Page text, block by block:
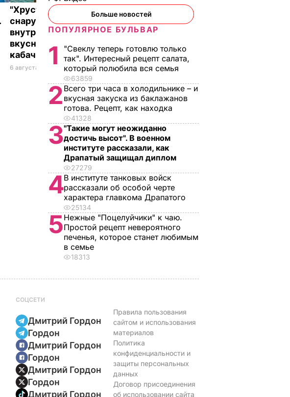
"Хрустящие
снаружи и нежные
внутри". Самые
вкусные жареные
кабачки
6 августа, 18.09 БУЛЬВАР
Жену Роналду
назвали толстой. Что
сказал ее обидчикам
6 августа, 17.50БУЛЬВАР
Больше новостей
ПОПУЛЯРНОЕ БУЛЬВАР
1
"Свеклу теперь готовлю только
так". Интересный рецепт салата,
который полюбила вся семья
63859
2 Всего три часа в холодильнике – и
вкусная закуска из баклажанов
готова. Рецепт, как находка
41328
3"Такие могут неожиданно
достичь высот". В военном
институте рассказали, как
Драпатый защищал диплом
27279
4В институте танковых войск
рассказали об особой черте
характера главкома Драпатого
25134
5Нежные "Поцелуйчики" к чаю.
Простой рецепт невероятного
печенья, которое станет любимым
в семье
18313
СОЦСЕТИ
Дмитрий Гордон
Гордон
Дмитрий Гордон
Гордон
Дмитрий Гордон
Гордон
Дмитрий Гордон
Правила пользования
сайтом и использования
материалов
Политика
конфиденциальности и
защиты персональных
данных
Договор присоединения
об использовании сайта